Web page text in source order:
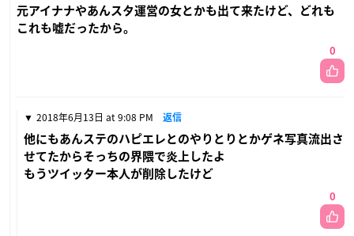
元アイナナやあんスタ運営の女とかも出て来たけど、どれも
これも嘘だったから。
0
2018年6月13日 at 9:08 PM 返信
他にもあんステのハピエレとのやりとりとかゲネ写真流出さ
せてたからそっちの界隈で炎上したよ
もうツイッター本人が削除したけど
0